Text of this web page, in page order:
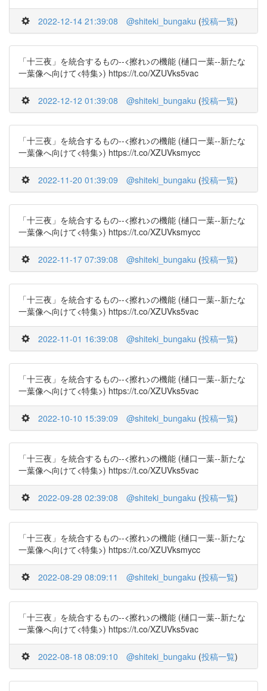
2022-12-14 21:39:08 @shiteki_bungaku (投稿一覧)
「十三夜」を統合するもの--<擦れ>の機能 (樋口一葉--新たな
一葉像へ向けて<特集>) https://t.co/XZUVks5vac
2022-12-12 01:39:08 @shiteki_bungaku (投稿一覧)
「十三夜」を統合するもの--<擦れ>の機能 (樋口一葉--新たな
一葉像へ向けて<特集>) https://t.co/XZUVksmycc
2022-11-20 01:39:09 @shiteki_bungaku (投稿一覧)
「十三夜」を統合するもの--<擦れ>の機能 (樋口一葉--新たな
一葉像へ向けて<特集>) https://t.co/XZUVksmycc
2022-11-17 07:39:08 @shiteki_bungaku (投稿一覧)
「十三夜」を統合するもの--<擦れ>の機能 (樋口一葉--新たな
一葉像へ向けて<特集>) https://t.co/XZUVks5vac
2022-11-01 16:39:08 @shiteki_bungaku (投稿一覧)
「十三夜」を統合するもの--<擦れ>の機能 (樋口一葉--新たな
一葉像へ向けて<特集>) https://t.co/XZUVks5vac
2022-10-10 15:39:09 @shiteki_bungaku (投稿一覧)
「十三夜」を統合するもの--<擦れ>の機能 (樋口一葉--新たな
一葉像へ向けて<特集>) https://t.co/XZUVks5vac
2022-09-28 02:39:08 @shiteki_bungaku (投稿一覧)
「十三夜」を統合するもの--<擦れ>の機能 (樋口一葉--新たな
一葉像へ向けて<特集>) https://t.co/XZUVksmycc
2022-08-29 08:09:11 @shiteki_bungaku (投稿一覧)
「十三夜」を統合するもの--<擦れ>の機能 (樋口一葉--新たな
一葉像へ向けて<特集>) https://t.co/XZUVks5vac
2022-08-18 08:09:10 @shiteki_bungaku (投稿一覧)